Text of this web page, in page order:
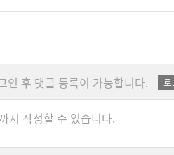
인 후 댓글 등록이 가능합니다.